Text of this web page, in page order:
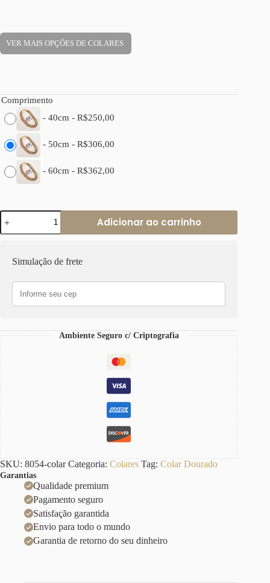
VER MAIS OPÇÕES DE COLARES
Comprimento
- 40cm - R$250,00
- 50cm - R$306,00
- 60cm - R$362,00
Colar
Elo
Grumet-
Ouro
Voltas
Corrente
Aço
Adicionar ao carrinho
Simulação de frete
Ambiente Seguro c/ Criptografia
SKU: 8054-colar Categoria: Colares Tag: Colar Dourado
Garantias
Qualidade premium
Pagamento seguro
Satisfação garantida
Envio para todo o mundo
Garantia de retorno do seu dinheiro